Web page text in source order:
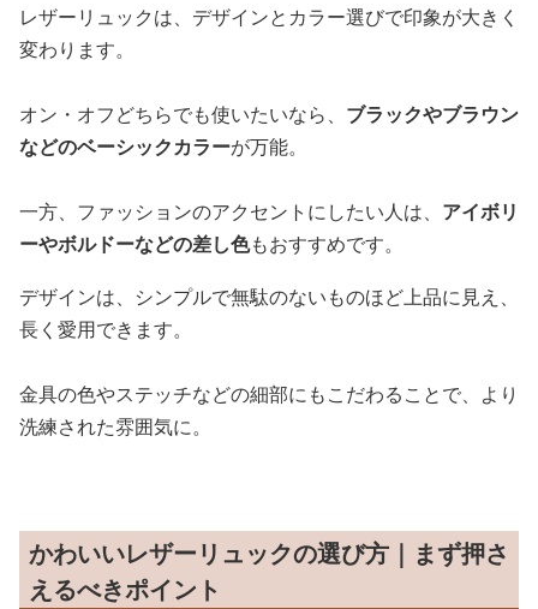
レザーリュックは、デザインとカラー選びで印象が大きく
変わります。
オン・オフどちらでも使いたいなら、 ブラックやブラウン
などのベーシックカラーが万能。
一方、ファッションのアクセントにしたい人は、 アイボリ
ーやボルドーなどの差し色もおすすめです。
デザインは、シンプルで無駄のないものほど上品に見え、
長く愛用できます。
金具の色やステッチなどの細部にもこだわることで、より
洗練された雰囲気に。
かわいいレザーリュックの選び方｜まず押さ
えるべきポイント